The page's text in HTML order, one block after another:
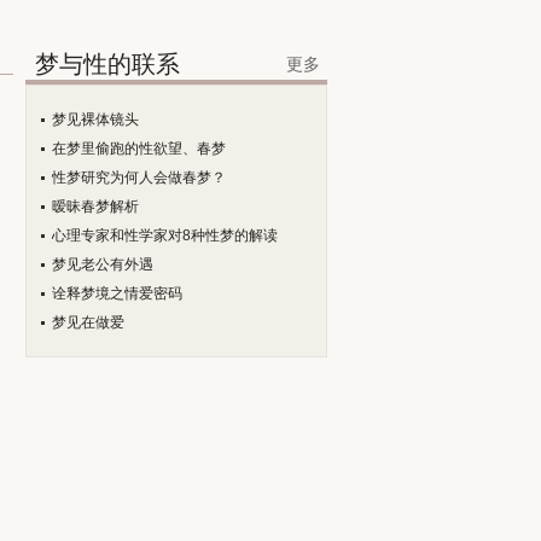
梦与性的联系 更多
梦见裸体镜头
在梦里偷跑的性欲望、春梦
性梦研究为何人会做春梦？
暧昧春梦解析
心理专家和性学家对8种性梦的解读
梦见老公有外遇
诠释梦境之情爱密码
梦见在做爱